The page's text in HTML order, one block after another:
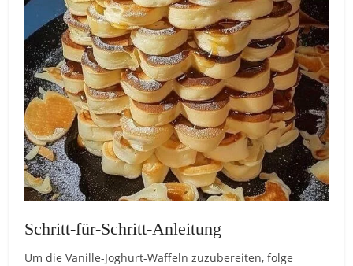
Schritt-für-Schritt-Anleitung
Um die Vanille-Joghurt-Waffeln zuzubereiten, folge